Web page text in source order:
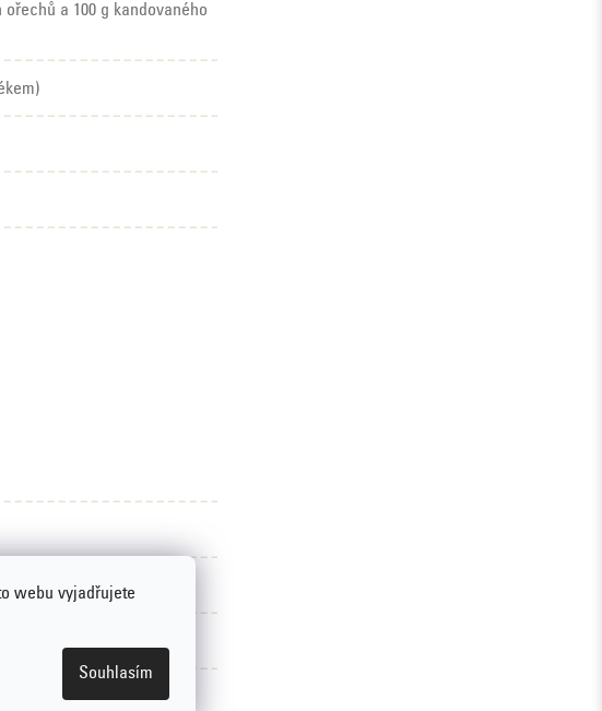
webu vyjadřujete
Souhlasím
a 100 g kandovaného